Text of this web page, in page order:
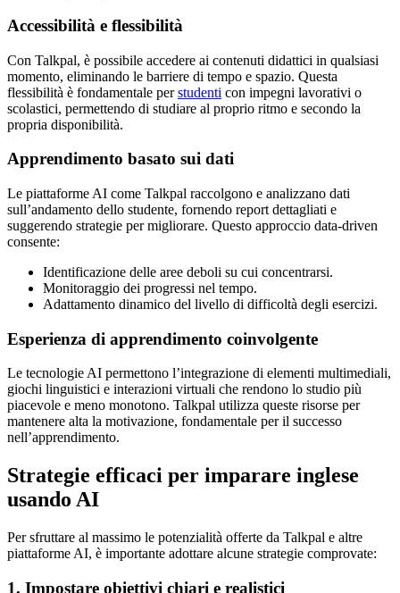
Accessibilità e flessibilità
Con Talkpal, è possibile accedere ai contenuti didattici in qualsiasi
momento, eliminando le barriere di tempo e spazio. Questa
flessibilità è fondamentale perstudenti con impegni lavorativi o
scolastici, permettendo di studiare al proprio ritmo e secondo la
propria disponibilità.
Apprendimento basato sui dati
Le piattaforme AI come Talkpal raccolgono e analizzano dati
sull’andamento dello studente, fornendo report dettagliati e
suggerendo strategie per migliorare. Questo approccio data-driven
consente:
Identificazione delle aree deboli su cui concentrarsi.
Monitoraggio dei progressi nel tempo.
Adattamento dinamico del livello di difficoltà degli esercizi.
Esperienza di apprendimento coinvolgente
Le tecnologie AI permettono l’integrazione di elementi multimediali,
giochi linguistici e interazioni virtuali che rendono lo studio più
piacevole e meno monotono. Talkpal utilizza queste risorse per
mantenere alta la motivazione, fondamentale per il successo
nell’apprendimento.
Strategie efficaci per imparare inglese
usando AI
Per sfruttare al massimo le potenzialità offerte da Talkpal e altre
piattaforme AI, è importante adottare alcune strategie comprovate:
1. Impostare obiettivi chiari e realistici